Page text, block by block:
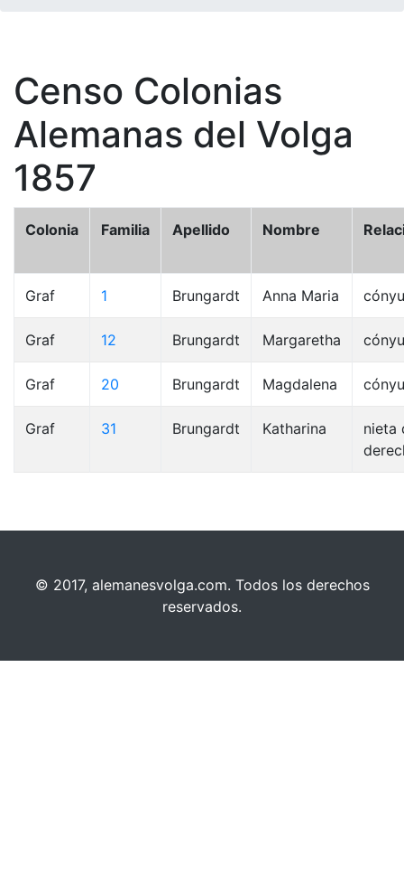
Censo Colonias
Alemanas del Volga
1857
Colonia Familia Apellido Nombre
Graf 1 Brungardt Anna Maria
Graf 12 Brungardt Margaretha
Graf 20 Brungardt Magdalena
Graf 31 Brungardt Katharina
nieta
© 2017, alemanesvolga.com. Todos los derechos
reservados.